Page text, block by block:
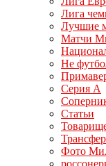
Лига
Лучшие
Матчи
Не
Серия А
Статьи
Фото